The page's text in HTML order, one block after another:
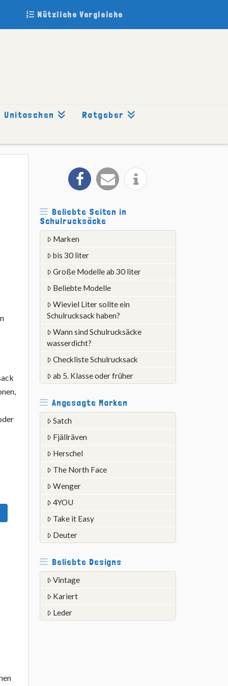
Nützliche Vergleiche
Unitaschen Ratgeber
Beliebte Seiten in
Schulrucksäcke
Marken
bis 30 liter
Große Modelle ab 30 liter
Beliebte Modelle
Wieviel Liter sollte ein
Schulrucksack haben?
Wann sind Schulrucksäcke
wasserdicht?
Checkliste Schulrucksack
ab 5. Klasse oder früher
Angesagte Marken
Satch
Fjällräven
Herschel
The North Face
Wenger
4YOU
Take it Easy
Deuter
Beliebte Designs
Vintage
Kariert
Leder